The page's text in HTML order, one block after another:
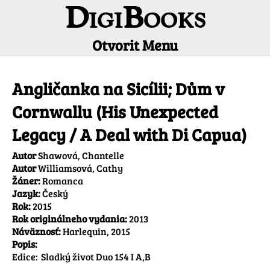
DigiBooks
Otvorit Menu
Angličanka na Sicílii; Dům v
Cornwallu (His Unexpected
Legacy / A Deal with Di Capua)
AutorShawová, Chantelle
AutorWilliamsová, Cathy
Žáner:Romanca
Jazyk:Český
Rok:2015
Rok originálneho vydania:2013
Náväznosť:Harlequin, 2015
Popis:
Edice:	Sladký život Duo 154 I A,B